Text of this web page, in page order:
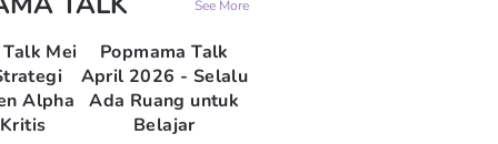
See More
Mei
Alpha
Popmama Talk
April 2026 - Selalu
Ada Ruang untuk
Belajar